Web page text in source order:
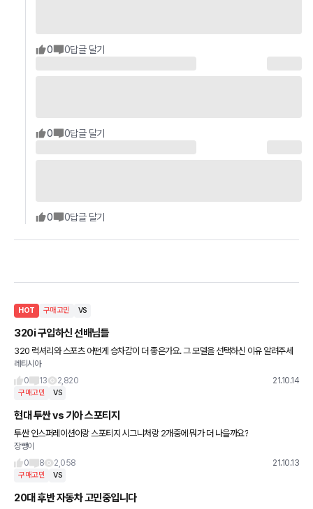
0 0답글 달기
0 0답글 달기
0 0답글 달기
HOT 구매고민 VS
320i 구입하신 선배님들
320 럭셔리와 스포츠 어떤게 승차감이 더 좋은가요. 그 모델을 선택하신 이유 알려주세
요
레티시아
0
13 2,820 21.10.14
구매고민 VS
현대 투싼 vs 기아 스포티지
투싼 인스퍼레이션이랑 스포티지 시그니처랑 2개중에 뭐가 더 나을까요?
장뺑이
0
8 2,058 21.10.13
구매고민 VS
20대 후반 자동차 고민중입니다